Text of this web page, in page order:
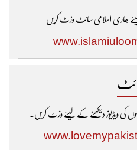
ہماری اسلامی سائٹ وزٹ کریں۔
کی ویڈیوز دیکھنے کے لیئے وزٹ کریں۔